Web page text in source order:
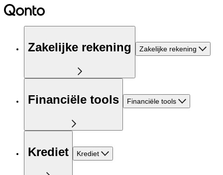
Zakelijke rekening Zakelijke rekening
Financiële tools Financiële tools
Krediet Krediet